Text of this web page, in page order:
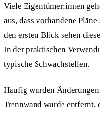
Viele Eigentümer:innen
aus, dass vorhandene
den ersten Blick sehen
In der praktischen
typische Schwachstellen.
Häufig wurden
Trennwand wurde entfernt,